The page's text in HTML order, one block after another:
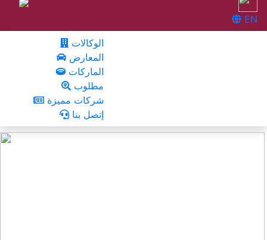
EN
الوكالات
المعارض
الماركات
مطلوب
شركات مميزة
إتصل بنا